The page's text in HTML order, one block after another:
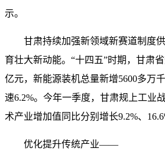
示。
甘肃持续加强新领域新赛道制度
育壮大新动能。“十四五”时期，甘肃
亿元，新能源装机总量新增5600多万
速6.2%。今年一季度，甘肃规上工业
术产业增加值同比分别增长9.2%、
优化提升传统产业——